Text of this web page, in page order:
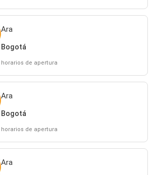
Ara
Bogotá
horarios de apertura
Ara
Bogotá
horarios de apertura
Ara